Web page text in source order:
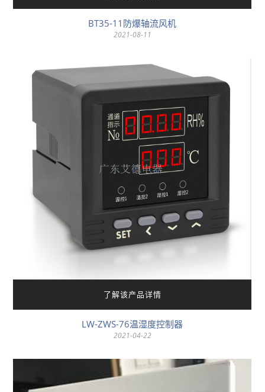
BT35-11防爆轴流风机
2021-08-11
了解该产品详情
LW-ZWS-76温湿度控制器
2021-04-22